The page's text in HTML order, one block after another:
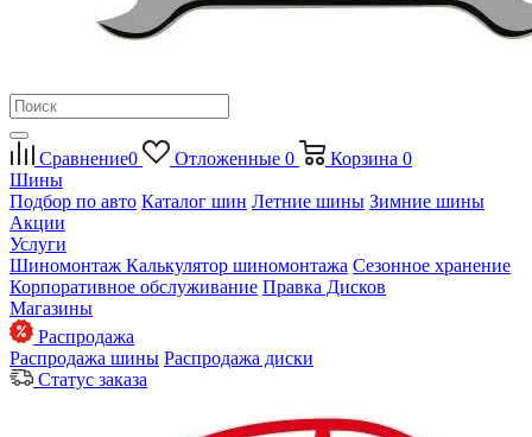
Сравнение0 Отложенные 0 Корзина 0
Шины
Подбор по авто Каталог шин Летние шины Зимние шины
Акции
Услуги
Шиномонтаж Калькулятор шиномонтажа Сезонное хранение
Корпоративное обслуживание Правка Дисков
Магазины
Распродажа
Распродажа шины Распродажа диски
Статус заказа